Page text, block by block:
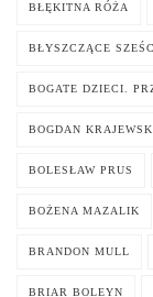
BŁĘKITNA RÓŻA
BŁYSZCZĄCE
BOGATE DZIECI.
BOGDAN
BOLESŁAW PRUS
BOŻENA MAZALIK
BRANDON MULL
BRIAR BOLEYN